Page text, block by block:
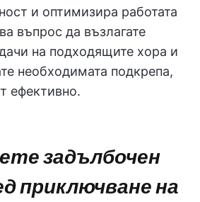
и оптимизира работата
въпрос да възлагате
на подходящите хора и
необходимата подкрепа,
ефективно.
задълбочен
приключване на